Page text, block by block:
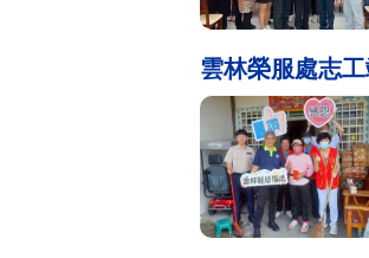
雲林榮服處志